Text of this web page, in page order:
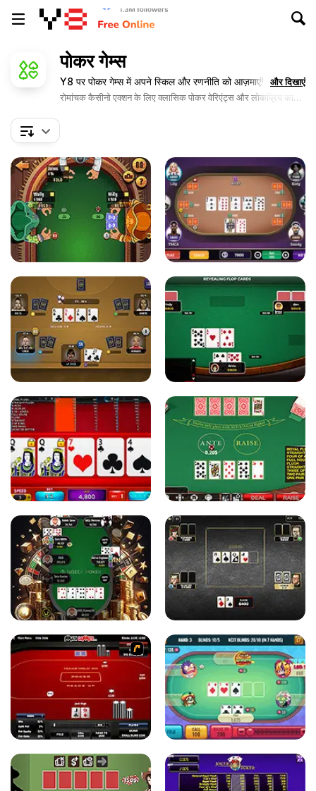
पोकर गेम्स
Y8 पर पोकर गेम्स में अपने स्किल और रणनीति को आज़माएं!
रोमांचक कैसीनो एक्शन के लिए क्लासिक पोकर वेरिएंट्स और लोकप्रिय कार्ड
और दिखाएं